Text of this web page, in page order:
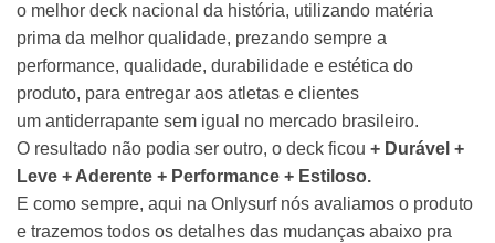
o melhor deck nacional da história, utilizando matéria
prima da melhor qualidade, prezando sempre a
performance, qualidade, durabilidade e estética do
produto, para entregar aos atletas e clientes
um antiderrapante sem igual no mercado brasileiro.
O resultado não podia ser outro, o deck ficou + Durável +
Leve + Aderente + Performance + Estiloso.
E como sempre, aqui na Onlysurfnós avaliamos o produto
e trazemos todos os detalhes das mudanças abaixo pra